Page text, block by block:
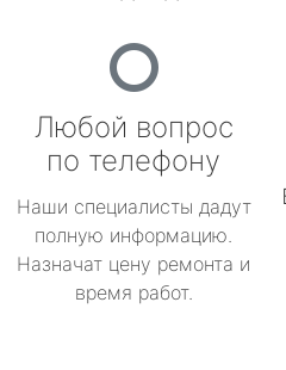
Любой вопрос
по телефону
Наши специалисты дадут
полную информацию.
Назначат цену ремонта и
время работ.